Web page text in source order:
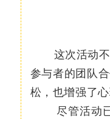
这次活动不
参与者的团队
松，也增强了心
尽管活动已